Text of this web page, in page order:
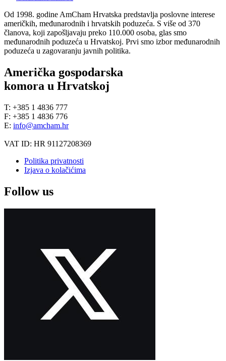
Od 1998. godine AmCham Hrvatska predstavlja poslovne interese
američkih, međunarodnih i hrvatskih poduzeća. S više od 370
članova, koji zapošljavaju preko 110.000 osoba, glas smo
međunarodnih poduzeća u Hrvatskoj. Prvi smo izbor međunarodnih
poduzeća u zagovaranju javnih politika.
Američka gospodarska
komora u Hrvatskoj
T: +385 1 4836 777
F: +385 1 4836 776
E: info@amcham.hr
VAT ID: HR 91127208369
Politika privatnosti
Izjava o kolačićima
Follow us